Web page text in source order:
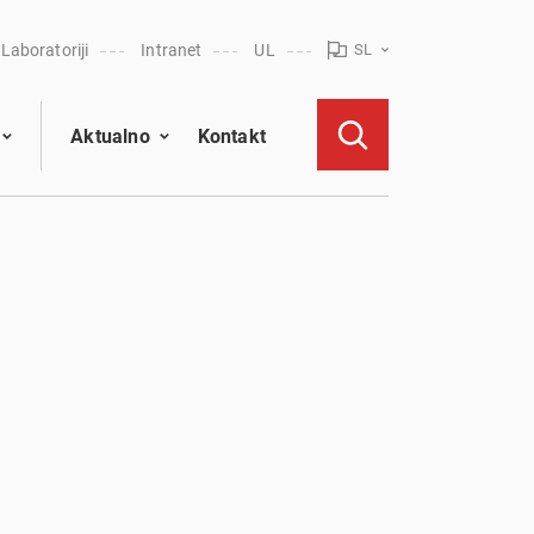
Laboratoriji Intranet UL SL
Aktualno Kontakt